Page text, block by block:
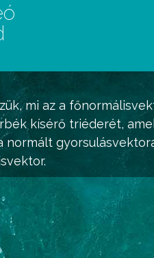
mi az a
kísérő triéderét,
normált